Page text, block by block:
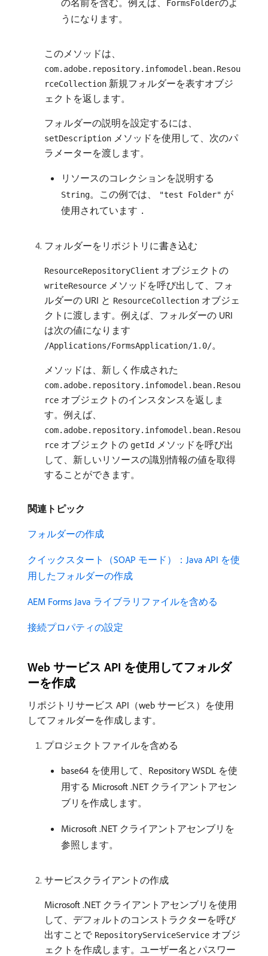
FormsFolder
うになります。
このメソッドは、
com.adobe.repository.infomodel.bean.Resou
rceCollection 新規フォルダーを表すオブジ
ェクトを返します。
フォルダーの説明を設定するには、
setDescription メソッドを使用して、次のパ
ラメーターを渡します。
リソースのコレクションを説明する
String。この例では、 "test Folder" が
使用されています .
フォルダーをリポジトリに書き込む
ResourceRepositoryClient オブジェクトの
writeResource メソッドを呼び出して、フォ
ルダーの URI と ResourceCollection オブジェ
クトに渡します。例えば、フォルダーの URI
は次の値になります
/Applications/FormsApplication/1.0/。
メソッドは、新しく作成された
com.adobe.repository.infomodel.bean.Resou
rce オブジェクトのインスタンスを返しま
す。例えば、
com.adobe.repository.infomodel.bean.Resou
rce オブジェクトの getId
メソッドを呼び出
して、新しいリソースの識別情報の値を取得
することができます。
関連トピック
フォルダーの作成
クイックスタート（SOAP モード）：Java API を使
用したフォルダーの作成
AEM Forms Java ライブラリファイルを含める
接続プロパティの設定
Web サービス API を使用してフォルダ
ーを作成
リポジトリサービス API（web サービス）を使用
してフォルダーを作成します。
プロジェクトファイルを含める
base64 を使用して、Repository WSDL を使
用する Microsoft .NET クライアントアセン
ブリを作成します。
Microsoft .NET クライアントアセンブリを
参照します。
サービスクライアントの作成
Microsoft .NET クライアントアセンブリを使用
して、デフォルトのコンストラクターを呼び
出すことで RepositoryServiceService オブジ
ェクトを作成します。ユーザー名とパスワー